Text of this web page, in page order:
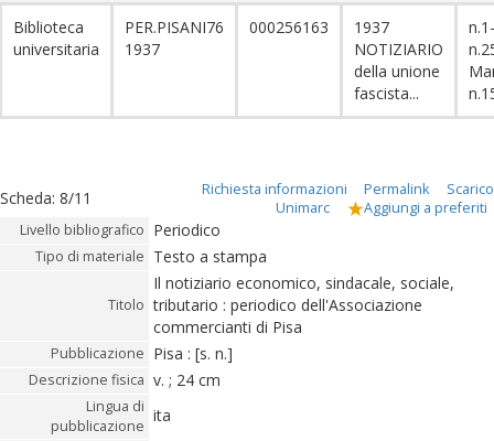
Biblioteca
universitaria
PER.PISANI76
1937
000256163
1937
NOTIZIARIO
della unione
fascista...
n.1-
Scheda: 8/11 Richiesta informazioni Permalink
Scarico
Unimarc
Aggiungi a preferiti
Livello bibliografico Periodico
Tipo di materiale Testo a stampa
Titolo
Il notiziario economico, sindacale, sociale,
tributario : periodico dell'Associazione
commercianti di Pisa
Pubblicazione Pisa : [s. n.]
Descrizione fisica v. ; 24 cm
Lingua di
pubblicazione
ita